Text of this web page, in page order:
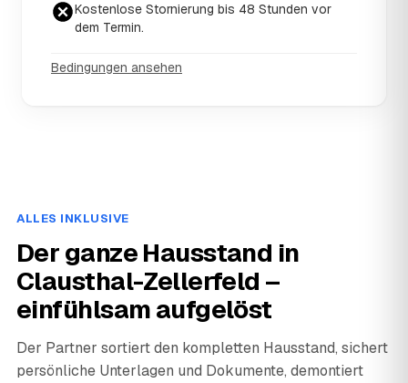
Kostenlose Stornierung bis 48 Stunden vor
dem Termin.
Bedingungen ansehen
ALLES INKLUSIVE
Der ganze Hausstand in
Clausthal-Zellerfeld –
einfühlsam aufgelöst
Der Partner sortiert den kompletten Hausstand, sichert
persönliche Unterlagen und Dokumente, demontiert